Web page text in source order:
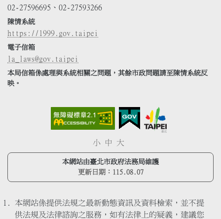
02-27596695、02-27593266
陳情系統
https://1999.gov.taipei
電子信箱
la_laws@gov.taipei
本局信箱係處理與系統相關之問題，其餘市政問題請至陳情系統反
映。
小 中 大
本網站由臺北市政府法務局維護
更新日期： 115.08.07
本網站係提供法規之最新動態資訊及資料檢索，並不提
供法規及法律諮詢之服務，如有法律上的疑義，建議您